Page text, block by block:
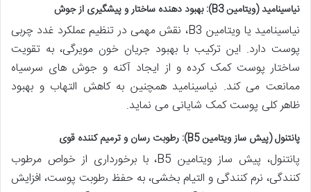
نیاسینامید (ویتامین B3): بهبود دهنده ساختار و پیشگیری از جوش
نیاسینامید یا ویتامین B3، نقش مهمی در تنظیم عملکرد غدد چربی
پوست دارد. این ترکیب با بهبود جریان خون مویرگی، به تقویت
ساختار پوست کمک کرده و از ایجاد آکنه و جوش های سرسیاه
ممانعت می کند. نیاسینامید همچنین به کاهش التهاب و بهبود
ظاهر کلی پوست کمک شایانی می نماید.
پانتنول (پیش ساز ویتامین B5): رطوبت رسان و ترمیم کننده قوی
پانتنول، پیش ساز ویتامین B5، با برخورداری از خواص مرطوب
کنندگی، نرم کنندگی و التیام بخشی، به حفظ رطوبت پوست، افزایش